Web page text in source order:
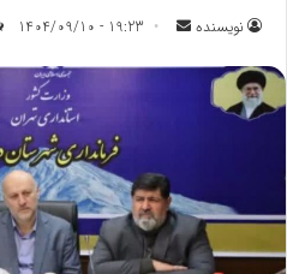
نویسنده
ه
ا
ی
19:23 - 1404/09/10